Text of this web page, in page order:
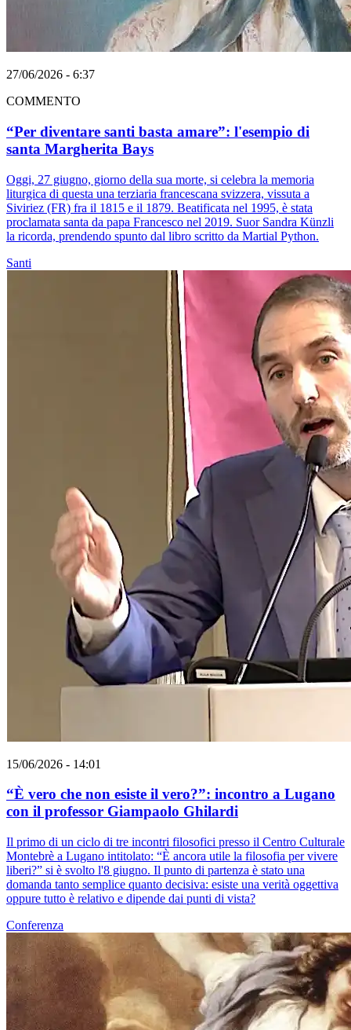
27/06/2026 - 6:37
COMMENTO
“Per diventare santi basta amare”: l'esempio di
santa Margherita Bays
Oggi, 27 giugno, giorno della sua morte, si celebra la memoria
liturgica di questa una terziaria francescana svizzera, vissuta a
Siviriez (FR) fra il 1815 e il 1879. Beatificata nel 1995, è stata
proclamata santa da papa Francesco nel 2019. Suor Sandra Künzli
la ricorda, prendendo spunto dal libro scritto da Martial Python.
Santi
15/06/2026 - 14:01
“È vero che non esiste il vero?”: incontro a Lugano
con il professor Giampaolo Ghilardi
Il primo di un ciclo di tre incontri filosofici presso il Centro Culturale
Montebrè a Lugano intitolato: “È ancora utile la filosofia per vivere
liberi?” si è svolto l'8 giugno. Il punto di partenza è stato una
domanda tanto semplice quanto decisiva: esiste una verità oggettiva
oppure tutto è relativo e dipende dai punti di vista?
Conferenza